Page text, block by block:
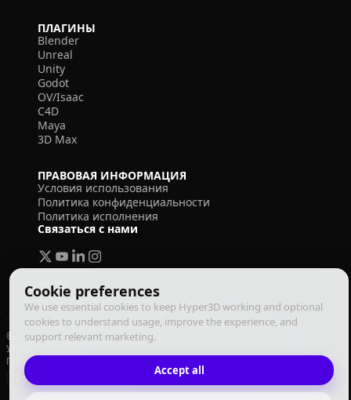
Cookie preferences
We use essential cookies to keep Hyper3D working and optional
cookies to understand usage, improve the experience, and
support relevant marketing.
Accept all
ПЛАГИНЫ
Blender
Unreal
Unity
Godot
OV/Isaac
C4D
Maya
3D Max
ПРАВОВАЯ ИНФОРМАЦИЯ
Условия использования
Политика конфиденциальности
Политика исполнения
Связаться с нами
© 2026 Deemos Corporation. Все права защищены
Условия использования
Политика исполнения
Русский